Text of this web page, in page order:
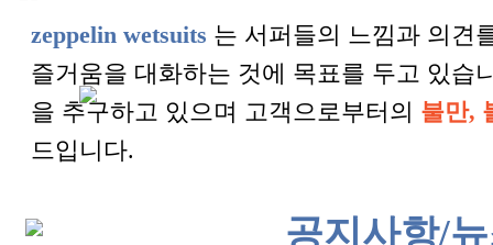
zeppelin wetsuits 는 서퍼들의 느낌과 의견
즐거움을 대화하는 것에 목표를 두고 있
을 추구하고 있으며 고객으로부터의 불만,
드입니다.
공지사항/